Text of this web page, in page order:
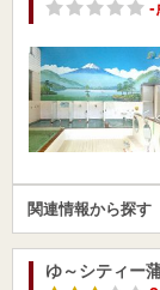
-
関連情報から探す
ゆ～シティー